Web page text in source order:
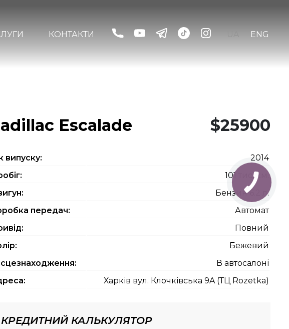
КОНТАКТИ ENG
Escalade $25900
випуску:
2014
101 тис. км.
Бензин 6.2 л.
передач:
Автомат
Повний
Бежевий
В автосалоні
Харків вул. Клочківська 9A (ТЦ Rozetka)
КРЕДИТНИЙ КАЛЬКУЛЯТОР